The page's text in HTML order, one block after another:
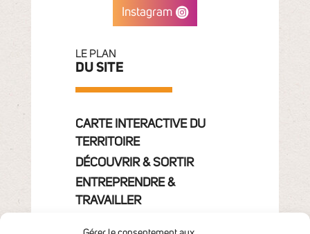
Instagram
LE PLAN
DU SITE
CARTE INTERACTIVE DU
TERRITOIRE
DÉCOUVRIR & SORTIR
ENTREPRENDRE &
TRAVAILLER